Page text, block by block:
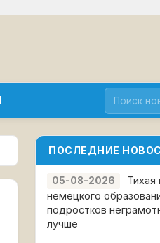
ПОСЛЕДНИЕ
05-08-2026
Тихая
немецкого
подростков
лучше